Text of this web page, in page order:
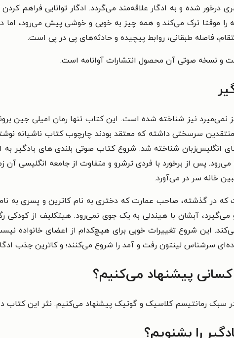
شده و به ادگار علاقه‌مند می‌گردد. ادگار توانایی فراهم کردن
را موقتا ترک می‌کند و همه چیز به خوبی و خوشی پیش می‌رود، اما
فاصله طبقانی، روابط پیچیده و حادثه‌های پی در پی است.
است و نسخه صوتی آن محصول انتشارات آوانامه است.
منتقدین سرسختی داشته که معتقد بودند چارچوب کتاب ناشیانه
انگلیس‌زبان شناخته شد. شروع کتاب صوتی بلندی های
پس از برخورد با فردی ترشرو و متفاوت از جامعه انگلیسی آن
خانه سر در می‌آورد.
که در گذشته، صاحب عمارت که دختری به نام کاترین و پسری به
می‌گیرد، آبشان با هیندلی به یک جوی نمی‌رود. هیتکلیف از
این شروع تغییرات خوبی برای هیچ‌کدام از اعضای خانواده
سرشناس لینتون رفت و آمد را شروع می‌کنند؛ و کاترین جذب
پیشنهاد می‌کنیم؟
در سبک رمانتیسم کلاسیک و گوتیک پیشنهاد می‌کنیم. نثر این کتاب
را بشنویم؟